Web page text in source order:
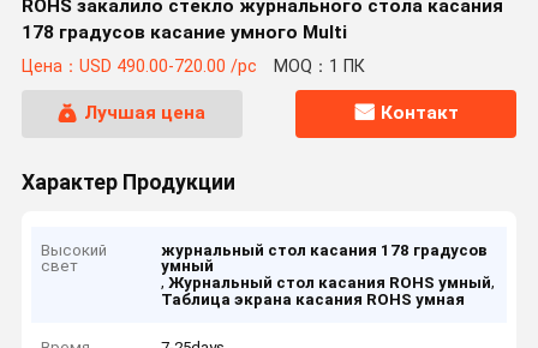
ROHS закалило стекло журнального стола касания
178 градусов касание умного Multi
Цена：USD 490.00-720.00 /pc MOQ：1 ПК
Лучшая цена Контакт
Характер Продукции
Высокий
свет
журнальный стол касания 178 градусов
умный
,Журнальный стол касания ROHS умный,
Таблица экрана касания ROHS умная